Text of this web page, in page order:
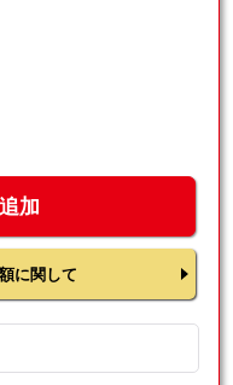
加
に関して